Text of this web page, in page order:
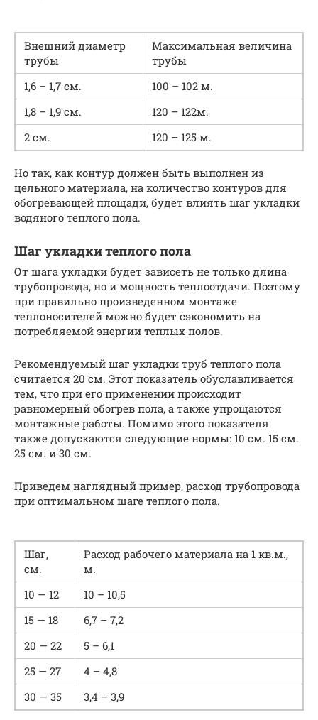
Внешний диаметр
трубы
Максимальная величина
трубы
1,6 – 1,7 см.
100 – 102 м.
1,8 – 1,9 см.
120 – 122м.
2 см.
120 – 125 м.
Но так, как контур должен быть выполнен из
цельного материала, на количество контуров для
обогревающей площади, будет влиять шаг укладки
водяного теплого пола.
Шаг укладки теплого пола
От шага укладки будет зависеть не только длина
трубопровода, но и мощность теплоотдачи. Поэтому
при правильно произведенном монтаже
теплоносителей можно будет сэкономить на
потребляемой энергии теплых полов.
Рекомендуемый шаг укладки труб теплого пола
считается 20 см. Этот показатель обуславливается
тем, что при его применении происходит
равномерный обогрев пола, а также упрощаются
монтажные работы. Помимо этого показателя
также допускаются следующие нормы: 10 см. 15 см.
25 см. и 30 см.
Приведем наглядный пример, расход трубопровода
при оптимальном шаге теплого пола.
Шаг,
см.
Расход рабочего материала на 1 кв.м.,
м.
10 — 12
10 – 10,5
15 — 18
6,7 – 7,2
20 — 22
5 – 6,1
25 — 27
4 – 4,8
30 — 35
3,4 – 3,9